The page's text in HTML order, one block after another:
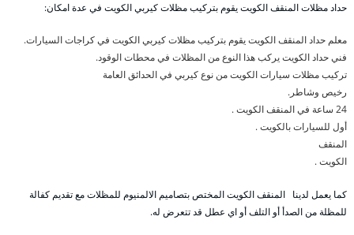
حداد مظلات المنقف الكويت يقوم بتركيب مظلات كيربي الكويت في عدة امكان:
معلم حداد المنقف الكويت يقوم بتركيب مظلات كيربي الكويت في كراجات السيارات.
فني حداد الكويت يركب هذا النوع من المظلات في محطات الوقود.
تركيب مظلات سيارات الكويت من نوع كيربي في الحدائق العامة
رخيص وشاطر.
24 ساعة في المنقف الكويت .
أول للسيارات بالكويت .
المنقف
الكويت .
كما يعمل لدينا المنقف الكويت المختص بتصاميم الالمنيوم للمظلات مع تقديم كفالة
للمظلة من الصدأ أو التلف أو اي عطل قد تتعرض له.